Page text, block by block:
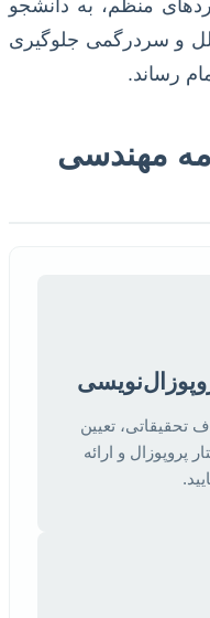
منظم، به دانشجو
و سردرگمی جلوگیری
رساند.
مهندسی
تعیین
پروپوزال و ارائه